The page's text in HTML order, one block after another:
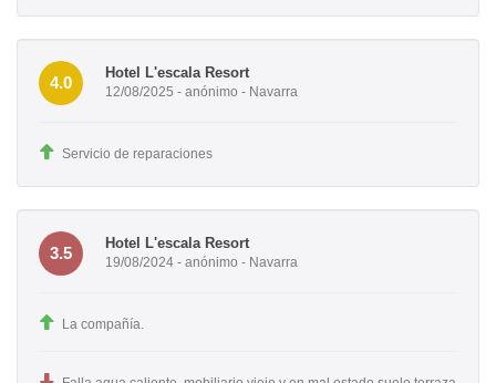
4.0
Hotel L'escala Resort
12/08/2025 - anónimo - Navarra
Servicio de reparaciones
3.5
Hotel L'escala Resort
19/08/2024 - anónimo - Navarra
La compañía.